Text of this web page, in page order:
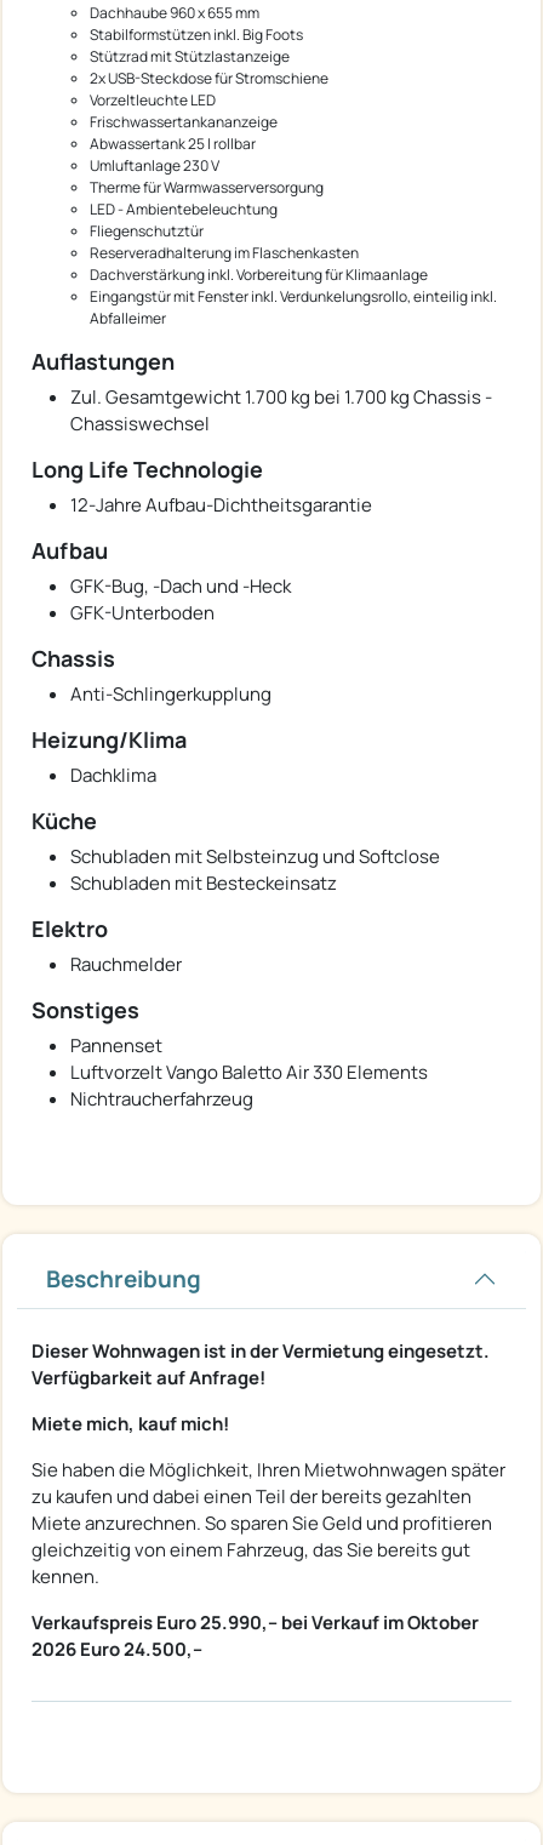
Dachhaube 960 x 655 mm
Stabilformstützen inkl. Big Foots
Stützrad mit Stützlastanzeige
2x USB-Steckdose für Stromschiene
Vorzeltleuchte LED
Frischwassertankananzeige
Abwassertank 25 l rollbar
Umluftanlage 230 V
Therme für Warmwasserversorgung
LED - Ambientebeleuchtung
Fliegenschutztür
Reserveradhalterung im Flaschenkasten
Dachverstärkung inkl. Vorbereitung für Klimaanlage
Eingangstür mit Fenster inkl. Verdunkelungsrollo, einteilig inkl.
Abfalleimer
Auflastungen
Zul. Gesamtgewicht 1.700 kg bei 1.700 kg Chassis -
Chassiswechsel
Long Life Technologie
12-Jahre Aufbau-Dichtheitsgarantie
Aufbau
GFK-Bug, -Dach und -Heck
GFK-Unterboden
Chassis
Anti-Schlingerkupplung
Heizung/Klima
Dachklima
Küche
Schubladen mit Selbsteinzug und Softclose
Schubladen mit Besteckeinsatz
Elektro
Rauchmelder
Sonstiges
Pannenset
Luftvorzelt Vango Baletto Air 330 Elements
Nichtraucherfahrzeug
Beschreibung
Dieser Wohnwagen ist in der Vermietung eingesetzt.
Verfügbarkeit auf Anfrage!
Miete mich, kauf mich!
Sie haben die Möglichkeit, Ihren Mietwohnwagen später
zu kaufen und dabei einen Teil der bereits gezahlten
Miete anzurechnen. So sparen Sie Geld und profitieren
gleichzeitig von einem Fahrzeug, das Sie bereits gut
kennen.
Verkaufspreis Euro 25.990,-- bei Verkauf im Oktober
2026 Euro 24.500,--